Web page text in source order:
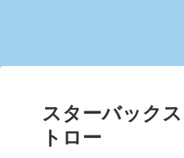
スターバック
トロー